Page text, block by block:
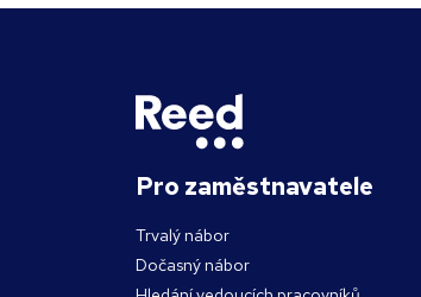
Pro zaměstnavatele
Trvalý nábor
Dočasný nábor